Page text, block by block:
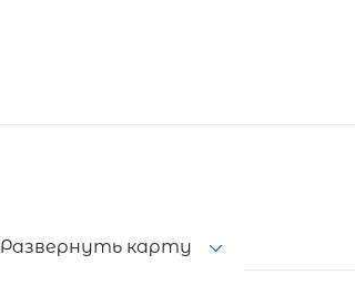
Развернуть карту